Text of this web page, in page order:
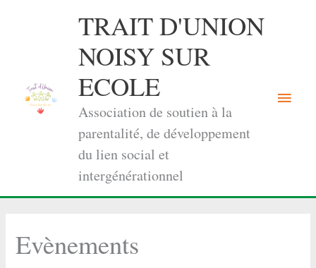
TRAIT D'UNION
NOISY SUR
ECOLE
Association de soutien à la
parentalité, de développement
du lien social et
intergénérationnel
Menu
Evènements